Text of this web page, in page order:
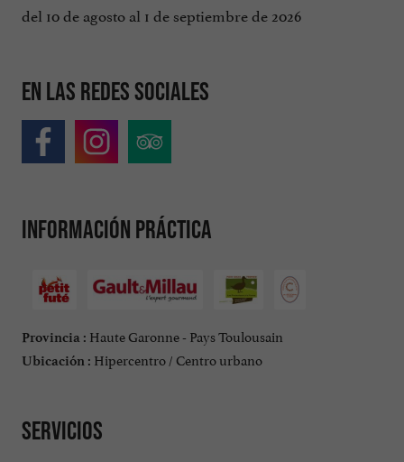
del 10 de agosto al 1 de septiembre de 2026
En las redes sociales
Información práctica
Provincia : Haute Garonne - Pays Toulousain
Ubicación : Hipercentro / Centro urbano
Servicios